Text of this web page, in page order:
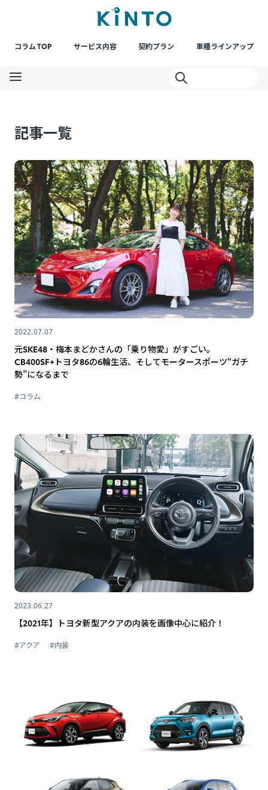
コラム TOP サービス内容 契約プラン 車種ラインアップ
記事一覧
2022.07.07
元SKE48・梅本まどかさんの「乗り物愛」がすごい。
CB400SF+トヨタ86の6輪生活、そしてモータースポーツ“ガチ
勢”になるまで
#コラム
2023.06.27
【2021年】トヨタ新型アクアの内装を画像中心に紹介！
#アクア #内装